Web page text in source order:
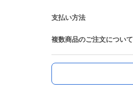
支払い方法
複数商品のご注文について